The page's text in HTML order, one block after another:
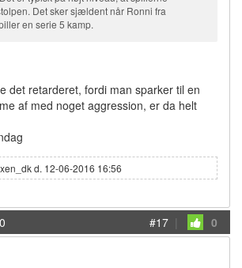
Det sker sjældent når Ronni fra
en serie 5 kamp.
det retarderet, fordi man sparker til en
af med noget aggression, er da helt
d. 12-06-2016 16:56
#17 | 0